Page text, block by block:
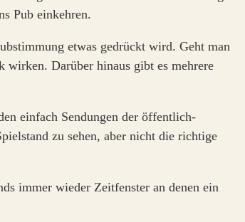
Pub einkehren.
etwas gedrückt wird. Geht man
Darüber hinaus gibt es mehrere
einfach Sendungen der öffentlich-
zu sehen, aber nicht die richtige
immer wieder Zeitfenster an denen ein